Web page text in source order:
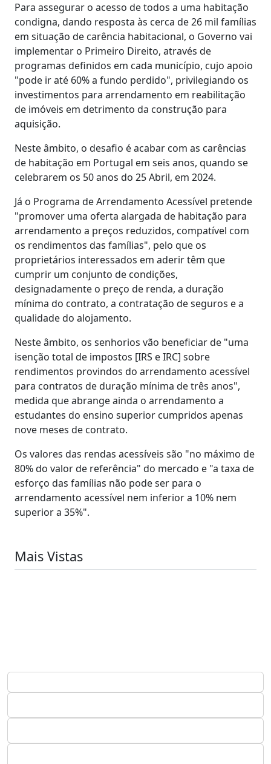
Para assegurar o acesso de todos a uma habitação
condigna, dando resposta às cerca de 26 mil famílias
em situação de carência habitacional, o Governo vai
implementar o Primeiro Direito, através de
programas definidos em cada município, cujo apoio
"pode ir até 60% a fundo perdido", privilegiando os
investimentos para arrendamento em reabilitação
de imóveis em detrimento da construção para
aquisição.
Neste âmbito, o desafio é acabar com as carências
de habitação em Portugal em seis anos, quando se
celebrarem os 50 anos do 25 Abril, em 2024.
Já o Programa de Arrendamento Acessível pretende
"promover uma oferta alargada de habitação para
arrendamento a preços reduzidos, compatível com
os rendimentos das famílias", pelo que os
proprietários interessados em aderir têm que
cumprir um conjunto de condições,
designadamente o preço de renda, a duração
mínima do contrato, a contratação de seguros e a
qualidade do alojamento.
Neste âmbito, os senhorios vão beneficiar de "uma
isenção total de impostos [IRS e IRC] sobre
rendimentos provindos do arrendamento acessível
para contratos de duração mínima de três anos",
medida que abrange ainda o arrendamento a
estudantes do ensino superior cumpridos apenas
nove meses de contrato.
Os valores das rendas acessíveis são "no máximo de
80% do valor de referência" do mercado e "a taxa de
esforço das famílias não pode ser para o
arrendamento acessível nem inferior a 10% nem
superior a 35%".
Mais Vistas